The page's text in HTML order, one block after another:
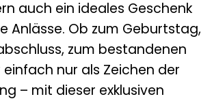
auch ein ideales Geschenk
Anlässe. Ob zum Geburtstag,
zum bestandenen
einfach nur als Zeichen der
– mit dieser exklusiven